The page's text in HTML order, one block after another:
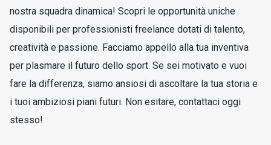
nostra squadra dinamica! Scopri le opportunità uniche
disponibili per professionisti freelance dotati di talento,
creatività e passione. Facciamo appello alla tua inventiva
per plasmare il futuro dello sport. Se sei motivato e vuoi
fare la differenza, siamo ansiosi di ascoltare la tua storia e
i tuoi ambiziosi piani futuri. Non esitare, contattaci oggi
stesso!